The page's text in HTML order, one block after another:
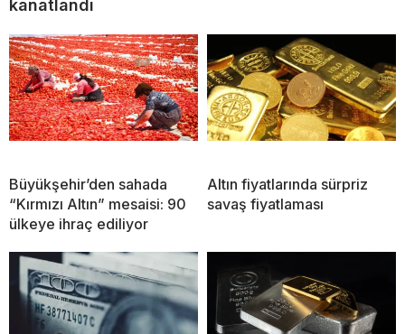
kanatlandı
Büyükşehir’den sahada
“Kırmızı Altın” mesaisi: 90
ülkeye ihraç ediliyor
Altın fiyatlarında sürpriz
savaş fiyatlaması